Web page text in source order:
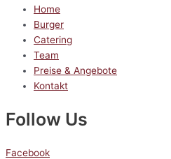
Home
Burger
Catering
Team
Preise & Angebote
Kontakt
Follow Us
Facebook